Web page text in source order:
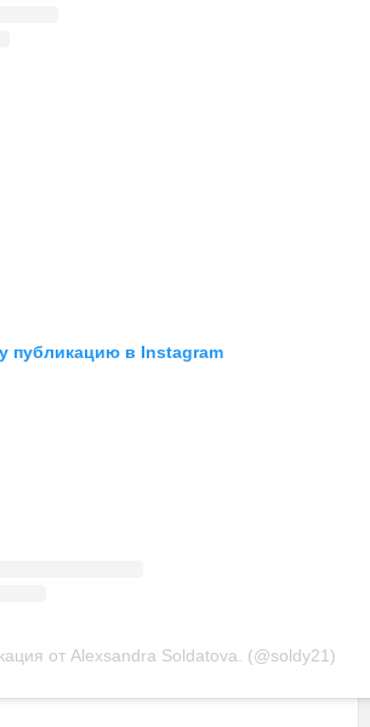
публикацию в Instagram
от Alexsandra Soldatova. (@soldy21)